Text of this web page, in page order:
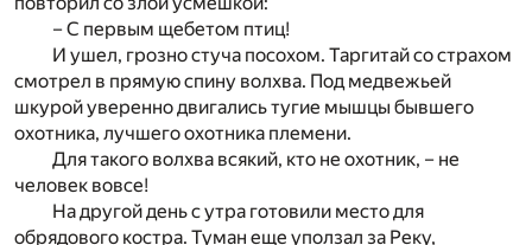
– С первым щебетом птиц!
И ушел, грозно стуча посохом. Таргитай со страхом
смотрел в прямую спину волхва. Под медвежьей
шкурой уверенно двигались тугие мышцы бывшего
охотника, лучшего охотника племени.
Для такого волхва всякий, кто не охотник, – не
человек вовсе!
На другой день с утра готовили место для
обрядового костра. Туман еще уползал за Реку,